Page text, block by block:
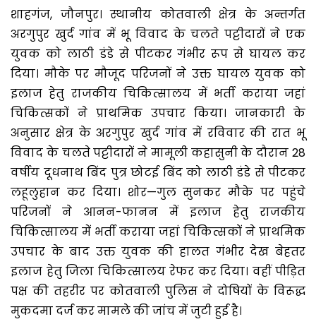
शाहगंज, जौनपुर। स्थानीय कोतवाली क्षेत्र के अन्तर्गत
अरगुपुर खुर्द गांव में भू विवाद के चलते पट्टीदारों ने एक
युवक को लाठी डंडे से पीटकर गंभीर रूप से घायल कर
दिया। मौके पर मौजूद परिजनों ने उक्त घायल युवक को
इलाज हेतु राजकीय चिकित्सालय में भर्ती कराया जहां
चिकित्सकों ने प्राथमिक उपचार किया। जानकारी के
अनुसार क्षेत्र के अरगुपुर खुर्द गांव में रविवार की रात भू
विवाद के चलते पट्टीदारों ने मामूली कहासुनी के दौरान 28
वर्षीय दूधनाथ बिंद पुत्र छोटई बिंद को लाठी डंडे से पीटकर
लहूलुहान कर दिया। शोर—गुल सुनकर मौके पर पहुंचे
परिजनों ने आनन-फानन में इलाज हेतु राजकीय
चिकित्सालय में भर्ती कराया जहां चिकित्सकों ने प्राथमिक
उपचार के बाद उक्त युवक की हालत गंभीर देख बेहतर
इलाज हेतु जिला चिकित्सालय रेफर कर दिया। वहीं पीड़ित
पक्ष की तहरीर पर कोतवाली पुलिस ने दोषियों के विरूद्ध
मुकदमा दर्ज कर मामले की जांच में जुटी हुई है।